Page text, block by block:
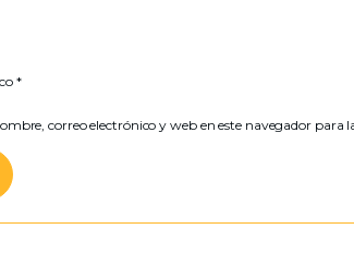
*
correo electrónico y web en este navegador para